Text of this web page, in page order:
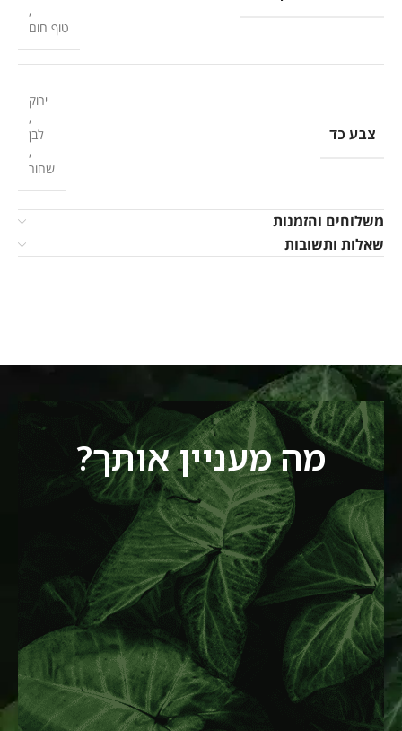
,
טוף חום
צבע כד
ירוק
,
לבן
,
שחור
משלוחים והזמנות
שאלות ותשובות
מה מעניין אותך?